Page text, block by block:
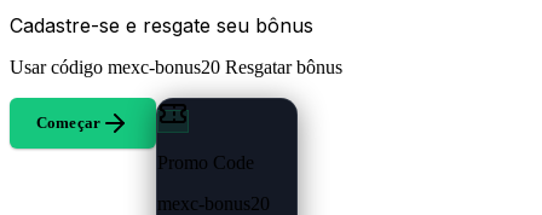
Cadastre-se e resgate seu bônus
Usar código mexc-bonus20 Resgatar bônus
Começar
Promo Code
mexc-bonus20